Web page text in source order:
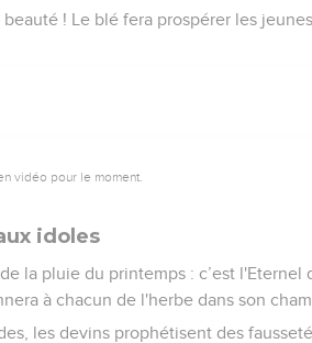
! Le blé fera prospérer les
vidéo pour le moment.
idoles
la pluie du printemps : c’est l'Eternel
à chacun de l'herbe dans son
les devins prophétisent des